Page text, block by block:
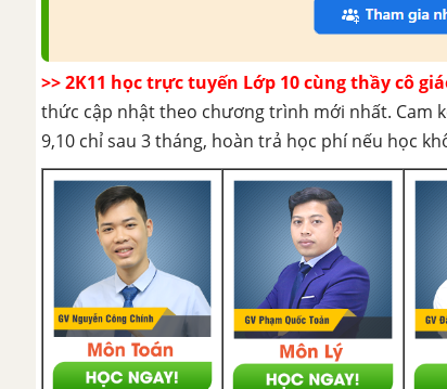
>> 2K11 học trực tuyến Lớp 10 cùng thầy cô
thức cập nhật theo chương trình mới nhất. Cam
9,10 chỉ sau 3 tháng, hoàn trả học phí nếu học